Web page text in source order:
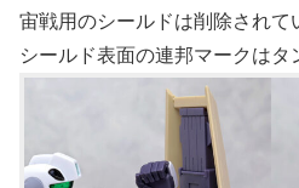
宙戦用のシールドは削除されて
シールド表面の連邦マークはタ